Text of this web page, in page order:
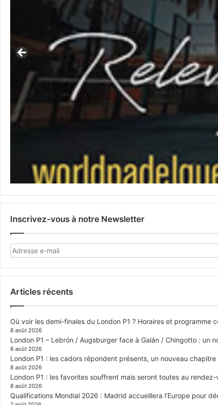
Inscrivez-vous à notre Newsletter
Articles récents
Où voir les demi-finales du London P1 ? Horaires et programme
8 août 2026
London P1 – Lebrón / Augsburger face à Galán / Chingotto : un
8 août 2026
London P1 : les cadors répondent présents, un nouveau
8 août 2026
London P1 : les favorites souffrent mais seront toutes au
8 août 2026
Qualifications Mondial 2026 : Madrid accueillera l’Europe pour